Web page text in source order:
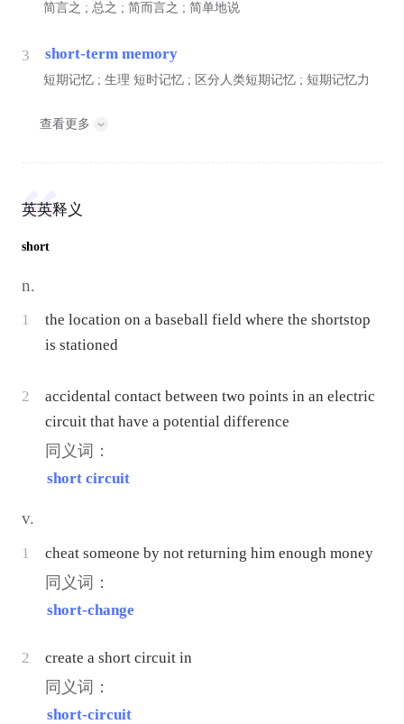
简言之 ; 总之 ; 简而言之 ; 简单地说
3 short-term memory
短期记忆 ; 生理 短时记忆 ; 区分人类短期记忆 ; 短期记忆力
查看更多
英英释义
short
n.
1
the location on a baseball field where the shortstop
is stationed
2
accidental contact between two points in an electric
circuit that have a potential difference
同义词：
short circuit
v.
1 cheat someone by not returning him enough money
同义词：
short-change
2 create a short circuit in
同义词：
short-circuit